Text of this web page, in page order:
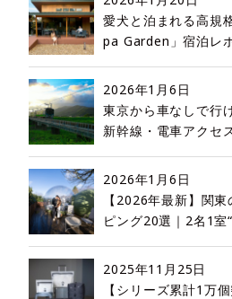
愛犬と泊まれる高規
pa Garden」宿泊レ
2026年1月6日
東京から車なしで行
新幹線・電車アクセ
2026年1月6日
【2026年最新】関
ピング20選｜2名1室
2025年11月25日
【シリーズ累計1万